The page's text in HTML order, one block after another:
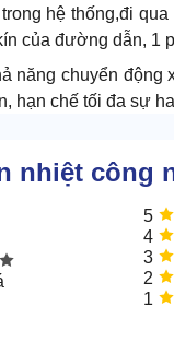
hệ thống,đi
của đường dẫn, 1
năng chuyển
hạn chế tối đa sự
nhiệt công
5
4
3
2
1